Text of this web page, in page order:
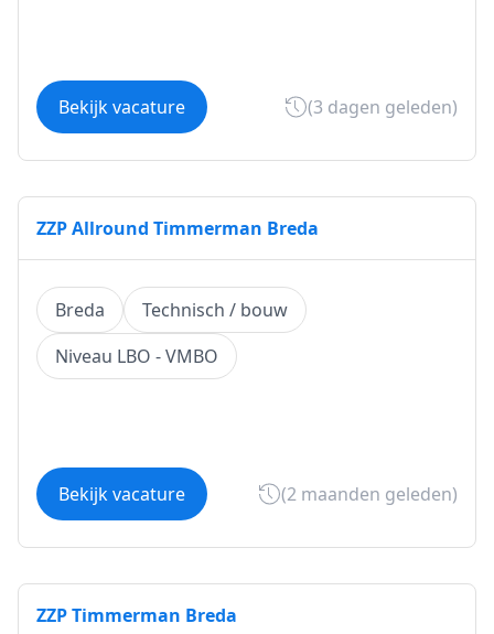
Bekijk vacature (3 dagen geleden)
ZZP Allround Timmerman Breda
Breda
Technisch / bouw
Niveau LBO - VMBO
Bekijk vacature (2 maanden geleden)
ZZP Timmerman Breda